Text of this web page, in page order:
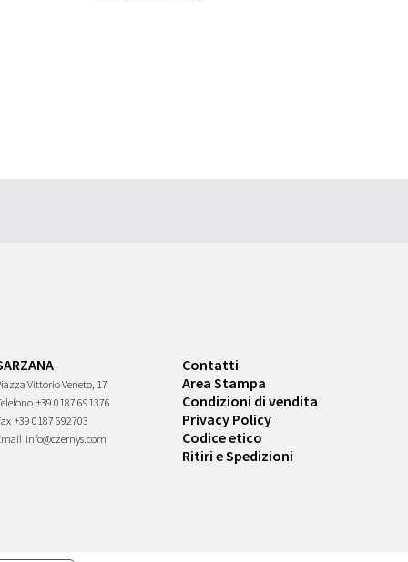
Vittorio Veneto, 17
+39 0187 691376
+39 0187 692703
info@czernys.com
Contatti
Area Stampa
Condizioni di vendita
Privacy Policy
Codice etico
Ritiri e Spedizioni